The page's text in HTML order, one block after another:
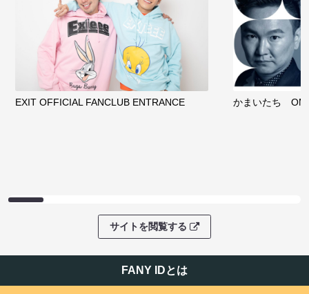
EXIT OFFICIAL FANCLUB ENTRANCE かまいたち
サイトを閲覧する
FANY IDとは